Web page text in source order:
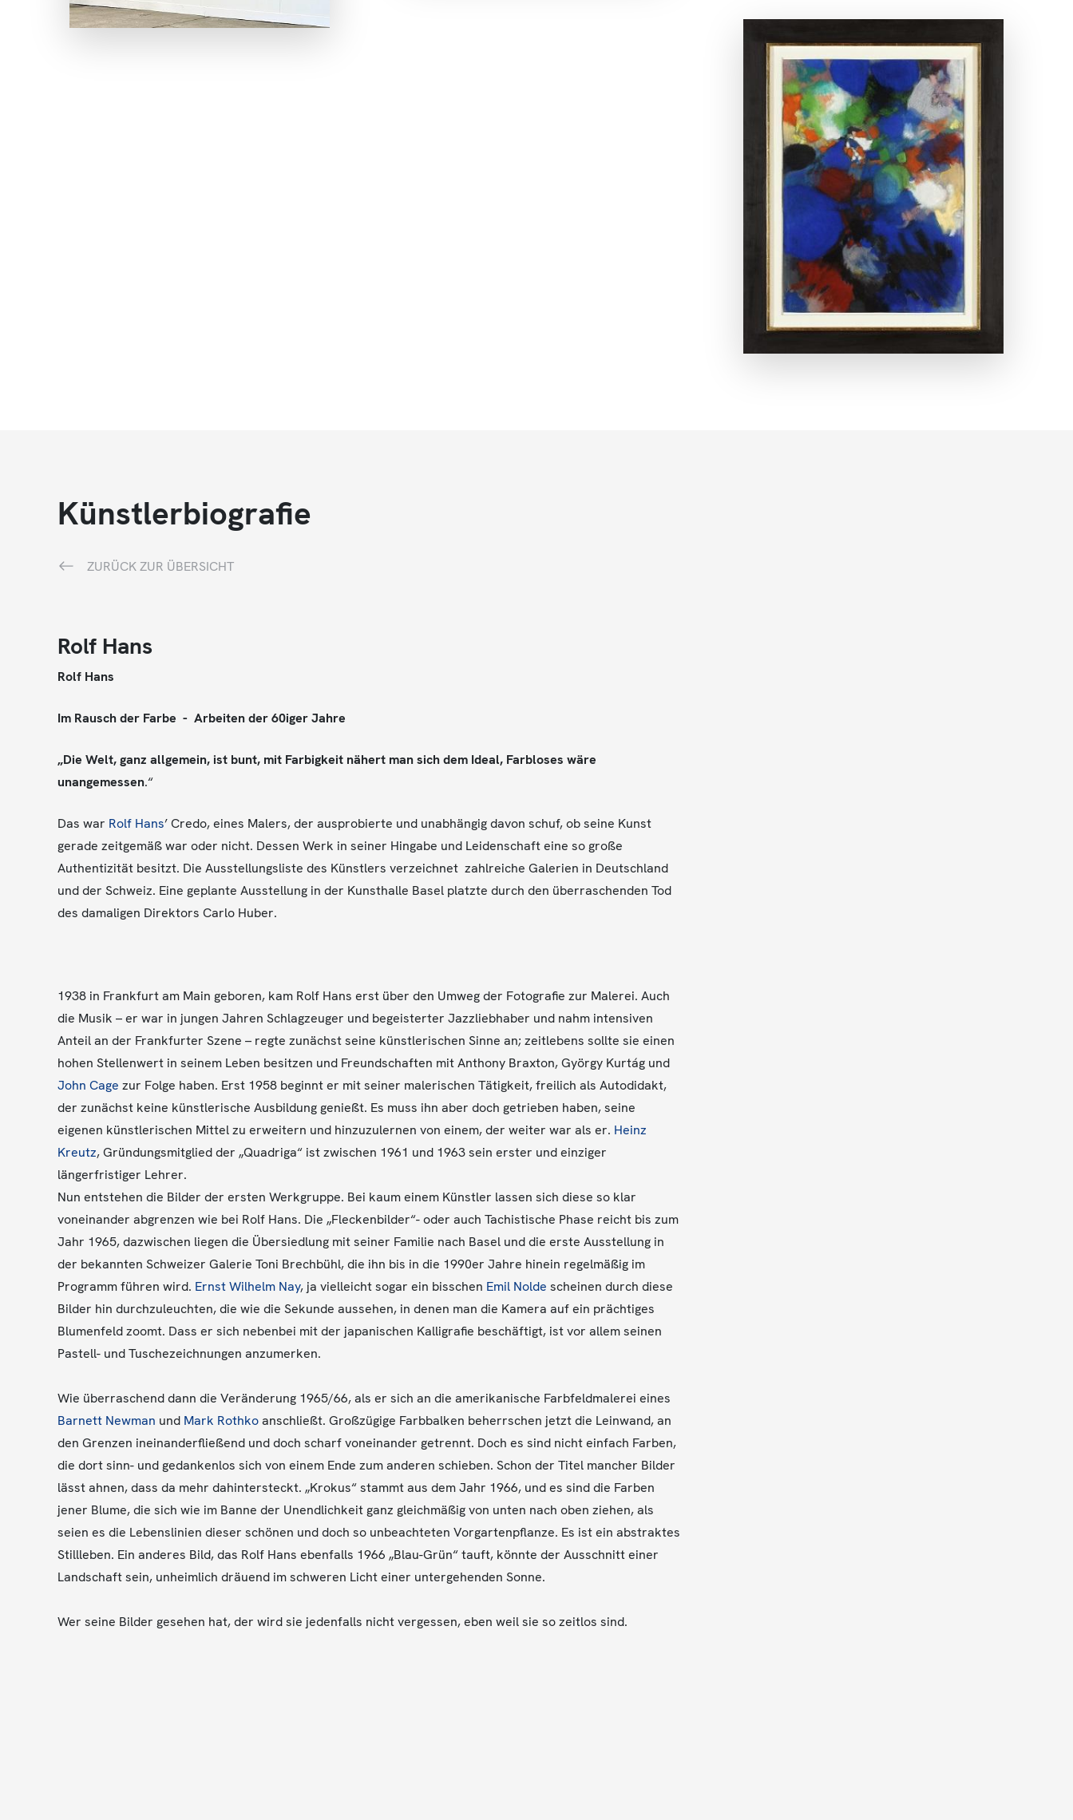
ANSEHEN
Künstlerbiografie
ZURÜCK ZUR ÜBERSICHT
Rolf Hans
Rolf Hans
Im Rausch der Farbe - Arbeiten der 60iger Jahre
„Die Welt, ganz allgemein, ist bunt, mit Farbigkeit nähert man sich dem Ideal, Farbloses wäre
unangemessen.“
Das war Rolf Hans’ Credo, eines Malers, der ausprobierte und unabhängig davon schuf, ob seine Kunst
gerade zeitgemäß war oder nicht. Dessen Werk in seiner Hingabe und Leidenschaft eine so große
Authentizität besitzt. Die Ausstellungsliste des Künstlers verzeichnet zahlreiche Galerien in Deutschland
und der Schweiz. Eine geplante Ausstellung in der Kunsthalle Basel platzte durch den überraschenden Tod
des damaligen Direktors Carlo Huber.
1938 in Frankfurt am Main geboren, kam Rolf Hans erst über den Umweg der Fotografie zur Malerei. Auch
die Musik – er war in jungen Jahren Schlagzeuger und begeisterter Jazzliebhaber und nahm intensiven
Anteil an der Frankfurter Szene – regte zunächst seine künstlerischen Sinne an; zeitlebens sollte sie einen
hohen Stellenwert in seinem Leben besitzen und Freundschaften mit Anthony Braxton, György Kurtág und
John Cage zur Folge haben. Erst 1958 beginnt er mit seiner malerischen Tätigkeit, freilich als Autodidakt,
der zunächst keine künstlerische Ausbildung genießt. Es muss ihn aber doch getrieben haben, seine
eigenen künstlerischen Mittel zu erweitern und hinzuzulernen von einem, der weiter war als er. Heinz
Kreutz, Gründungsmitglied der „Quadriga“ ist zwischen 1961 und 1963 sein erster und einziger
längerfristiger Lehrer.
Nun entstehen die Bilder der ersten Werkgruppe. Bei kaum einem Künstler lassen sich diese so klar
voneinander abgrenzen wie bei Rolf Hans. Die „Fleckenbilder“- oder auch Tachistische Phase reicht bis zum
Jahr 1965, dazwischen liegen die Übersiedlung mit seiner Familie nach Basel und die erste Ausstellung in
der bekannten Schweizer Galerie Toni Brechbühl, die ihn bis in die 1990er Jahre hinein regelmäßig im
Programm führen wird. Ernst Wilhelm Nay, ja vielleicht sogar ein bisschen Emil Nolde scheinen durch diese
Bilder hin durchzuleuchten, die wie die Sekunde aussehen, in denen man die Kamera auf ein prächtiges
Blumenfeld zoomt. Dass er sich nebenbei mit der japanischen Kalligrafie beschäftigt, ist vor allem seinen
Pastell- und Tuschezeichnungen anzumerken.
Wie überraschend dann die Veränderung 1965/66, als er sich an die amerikanische Farbfeldmalerei eines
Barnett Newman und Mark Rothkoanschließt. Großzügige Farbbalken beherrschen jetzt die Leinwand, an
den Grenzen ineinanderfließend und doch scharf voneinander getrennt. Doch es sind nicht einfach Farben,
die dort sinn- und gedankenlos sich von einem Ende zum anderen schieben. Schon der Titel mancher Bilder
lässt ahnen, dass da mehr dahintersteckt. „Krokus“ stammt aus dem Jahr 1966, und es sind die Farben
jener Blume, die sich wie im Banne der Unendlichkeit ganz gleichmäßig von unten nach oben ziehen, als
seien es die Lebenslinien dieser schönen und doch so unbeachteten Vorgartenpflanze. Es ist ein abstraktes
Stillleben. Ein anderes Bild, das Rolf Hans ebenfalls 1966 „Blau-Grün“ tauft, könnte der Ausschnitt einer
Landschaft sein, unheimlich dräuend im schweren Licht einer untergehenden Sonne.
Wer seine Bilder gesehen hat, der wird sie jedenfalls nicht vergessen, eben weil sie so zeitlos sind.